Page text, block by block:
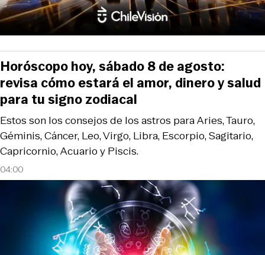
04:00
Estos son los consejos de los astros para Aries, Tauro,
Géminis, Cáncer, Leo, Virgo, Libra, Escorpio, Sagitario,
Capricornio, Acuario y Piscis.
Horóscopo hoy, sábado 8 de agosto:
revisa cómo estará el amor, dinero y salud
para tu signo zodiacal